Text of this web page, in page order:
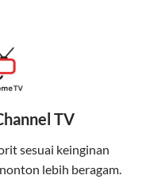
dalam satu paket.
TV
sesuai keinginan
lebih beragam.